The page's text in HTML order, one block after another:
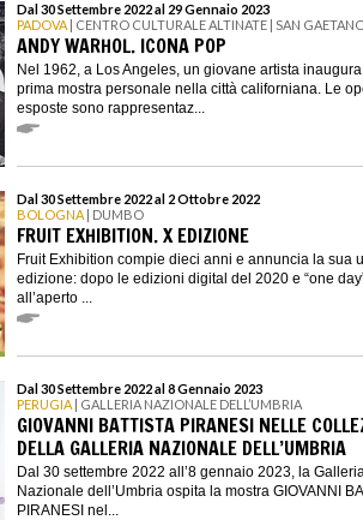
Dal 30 Settembre 2022 al 29 Gennaio 2023
PADOVA | CENTRO CULTURALE ALTINATE | SAN
ANDY WARHOL. ICONA POP
Nel 1962, a Los Angeles, un giovane artista
prima mostra personale nella città californiana. Le
esposte sono rappresentaz...
Dal 30 Settembre 2022 al 2 Ottobre 2022
BOLOGNA | DUMBO
FRUIT EXHIBITION. X EDIZIONE
Fruit Exhibition compie dieci anni e annuncia la sua
edizione: dopo le edizioni digital del 2020 e “one
all’aperto ...
Dal 30 Settembre 2022 al 8 Gennaio 2023
PERUGIA | GALLERIA NAZIONALE DELL’UMBRIA
GIOVANNI BATTISTA PIRANESI NELLE
DELLA GALLERIA NAZIONALE DELL’UMBRIA
Dal 30 settembre 2022 all’8 gennaio 2023, la
Nazionale dell’Umbria ospita la mostra GIOVANNI
PIRANESI nel...